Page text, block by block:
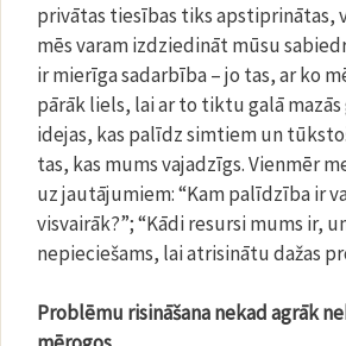
privātas tiesības tiks apstiprinātas,
mēs varam izdziedināt mūsu
ir mierīga sadarbība – jo tas, ar ko
pārāk liels, lai ar to tiktu galā mazās
idejas, kas palīdz simtiem un
tas, kas mums vajadzīgs. Vienmēr
uz jautājumiem: “Kam palīdzība ir
visvairāk?”; “Kādi resursi mums ir,
nepieciešams, lai atrisinātu dažas
Problēmu risināšana nekad agrāk